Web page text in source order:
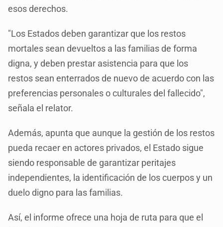
esos derechos.
"Los Estados deben garantizar que los restos
mortales sean devueltos a las familias de forma
digna, y deben prestar asistencia para que los
restos sean enterrados de nuevo de acuerdo con las
preferencias personales o culturales del fallecido",
señala el relator.
Además, apunta que aunque la gestión de los restos
pueda recaer en actores privados, el Estado sigue
siendo responsable de garantizar peritajes
independientes, la identificación de los cuerpos y un
duelo digno para las familias.
Así, el informe ofrece una hoja de ruta para que el